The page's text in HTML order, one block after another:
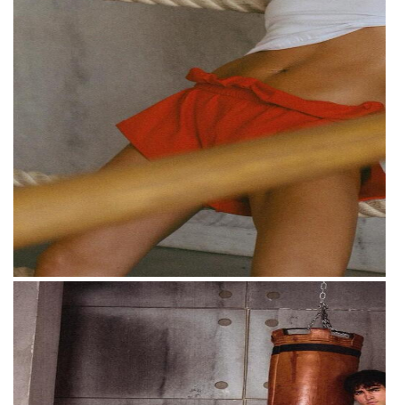
свидетельство № 1237063 от 1 июля 2026
года на знак «mur». Регистрация охватывает
ювелирные изделия и часы,
телекоммуникации, производство
видеоконтента, услуги дизайна и онлайн-
соцсети. Одежда в этот перечень не входит.
Второй документ — заявка на классы,
связанные с одеждой, обувью и
аксессуарами. Она была подана 9 декабря
2025 года и на момент публикации
находится на рассмотрении.
Карина Мурашкина тоже подала заявку на
регистрацию товарного знака по классу
одежды, но спустя несколько месяцев — 2
августа 2026 года.